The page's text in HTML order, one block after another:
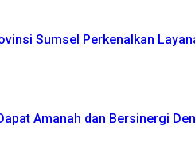
Sumsel Perkenalkan
Amanah dan Bersinergi